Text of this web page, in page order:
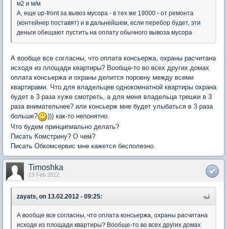
м2 и м/м
А, еще up-front за вывоз мусора - в тех же 19000 - от ремонта
(контейнер поставят) и в дальнейшем, если перебор будет, эти
деньги обещают пустить на оплату обычного вывоза мусора
А вообще все согласны, что оплата консьержа, охраны расчитана
исходя из площади квартиры? Вообще-то во всех других домах
оплата консьержа и охраны делится поровну между всеми
квартирами. Что для владельцев однокомнатной квартиры охрана
будет в 3 раза хуже смотреть, а для меня владельца трешки в 3
раза внимательнее? или консьерж мне будет улыбаться в 3 раза
больше?
))) как-то непонятно.
Что будем принципиально делать?
Писать Комстрину? О чем?
Писать Обкомсервис мне кажется бесполезно.
Timoshka
13 Feb 2012
zayats, on 13.02.2012 - 09:25:
А вообще все согласны, что оплата консьержа, охраны расчитана
исходя из площади квартиры? Вообще-то во всех других домах